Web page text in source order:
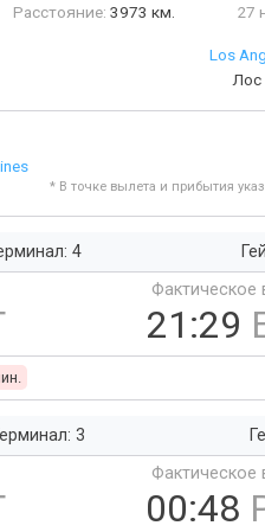
Расстояние: 3973 км.
27
Los
* В точке вылета и прибытия
4
Фактическое
21:29
3
Фактическое
00:48